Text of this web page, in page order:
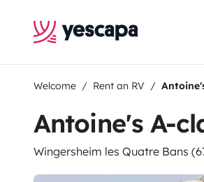
Welcome Rent an RV
Antoine's A-
Wingersheim les Quatre Bans